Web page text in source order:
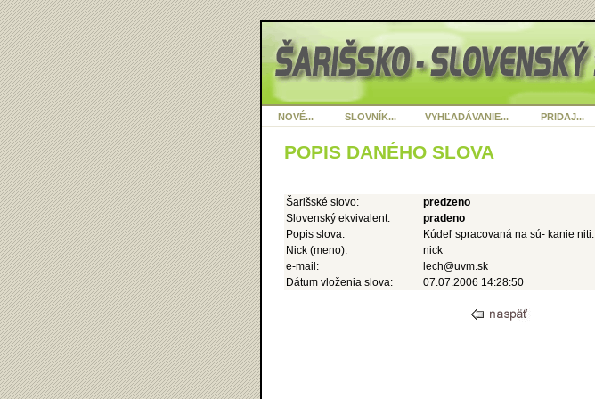
NOVÉ... SLOVNÍK... VYHĽADÁVANIE... PRIDAJ...
POPIS DANÉHO SLOVA
Šarišské slovo:
predzeno
Slovenský ekvivalent:
pradeno
Popis slova:
Kúdeľ spracovaná na sú- kanie niti.
Nick (meno):
nick
e-mail:
lech@uvm.sk
Dátum vloženia slova:
07.07.2006 14:28:50